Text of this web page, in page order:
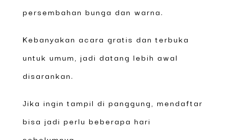
persembahan bunga dan warna.
Kebanyakan acara gratis dan terbuka
untuk umum, jadi datang lebih awal
disarankan.
Jika ingin tampil di panggung, mendaftar
bisa jadi perlu beberapa hari